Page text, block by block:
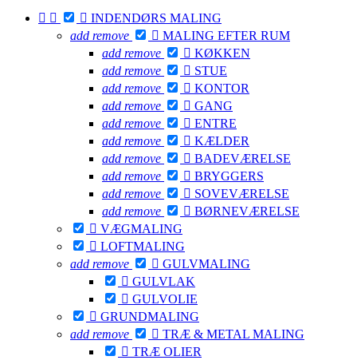
   INDENDØRS MALING
add remove  MALING EFTER RUM
add remove  KØKKEN
add remove  STUE
add remove  KONTOR
add remove  GANG
add remove  ENTRE
add remove  KÆLDER
add remove  BADEVÆRELSE
add remove  BRYGGERS
add remove  SOVEVÆRELSE
add remove  BØRNEVÆRELSE
 VÆGMALING
 LOFTMALING
add remove  GULVMALING
 GULVLAK
 GULVOLIE
 GRUNDMALING
add remove  TRÆ & METAL MALING
 TRÆ OLIER